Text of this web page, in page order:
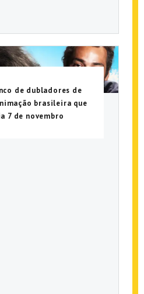
de dubladores de
brasileira que
7 de novembro